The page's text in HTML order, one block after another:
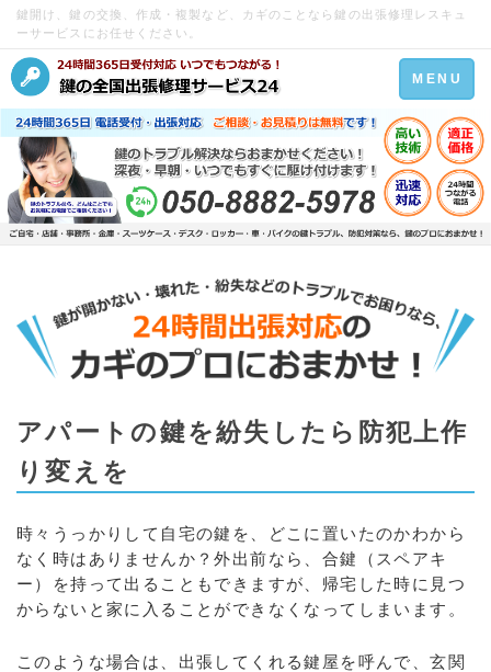
鍵開け、鍵の交換、作成・複製など、カギのことなら鍵の出張修理レスキュ
ーサービスにお任せください。
Toggle
navigation
MENU
アパートの鍵を紛失したら防犯上作
り変えを
時々うっかりして自宅の鍵を、どこに置いたのかわから
なく時はありませんか？外出前なら、合鍵（スペアキ
ー）を持って出ることもできますが、帰宅した時に見つ
からないと家に入ることができなくなってしまいます。
このような場合は、出張してくれる鍵屋を呼んで、玄関